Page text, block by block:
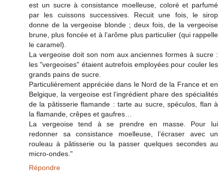
est un sucre à consistance moelleuse, coloré et parfumé
par les cuissons successives. Recuit une fois, le sirop
donne de la vergeoise blonde ; deux fois, de la vergeoise
brune, plus foncée et à l’arôme plus particulier (qui rappelle
le caramel).
La vergeoise doit son nom aux anciennes formes à sucre :
les "vergeoises" étaient autrefois employées pour couler les
grands pains de sucre.
Particulièrement appréciée dans le Nord de la France et en
Belgique, la vergeoise est l’ingrédient phare des spécialités
de la pâtisserie flamande : tarte au sucre, spéculos, flan à
la flamande, crêpes et gaufres…
La vergeoise tend à se prendre en masse. Pour lui
redonner sa consistance moelleuse, l’écraser avec un
rouleau à pâtisserie ou la passer quelques secondes au
micro-ondes."
Répondre